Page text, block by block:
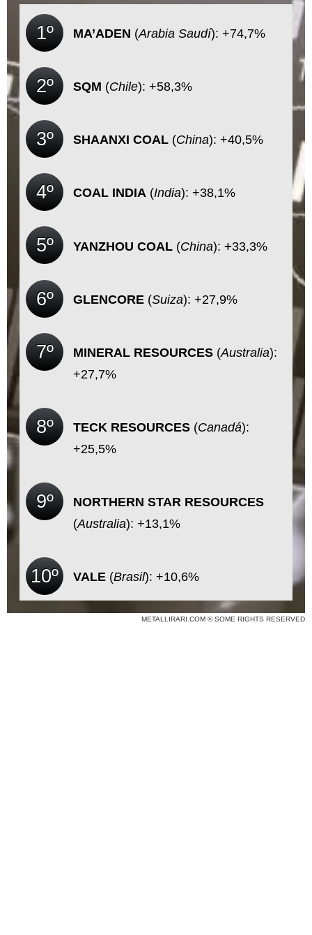
1º MA’ADEN (Arabia Saudí): +74,7%
2º SQM (Chile): +58,3%
3º SHAANXI COAL(China): +40,5%
4º COAL INDIA (India): +38,1%
5º YANZHOU COAL(China): +33,3%
6º GLENCORE(Suiza): +27,9%
7º MINERAL RESOURCES(Australia):
+27,7%
8º TECK RESOURCES(Canadá):
+25,5%
9º
NORTHERN STAR RESOURCES
(Australia): +13,1%
10º VALE(Brasil): +10,6%
METALLIRARI.COM © SOME RIGHTS RESERVED